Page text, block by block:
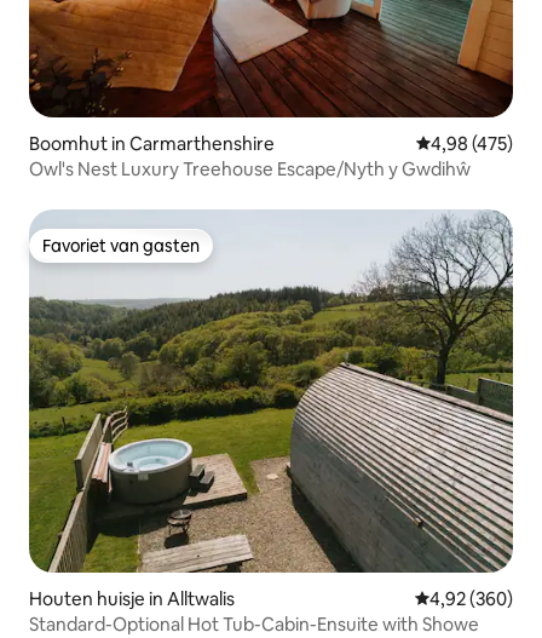
Boomhut in Carmarthenshire Gemiddelde
4,98 (475)
Owl's Nest Luxury Treehouse Escape/Nyth y Gwdihŵ
Favoriet van gasten
Favoriet van gasten
Houten huisje in Alltwalis Gemiddelde
4,92 (360)
Standard-Optional Hot Tub-Cabin-Ensuite with Showe